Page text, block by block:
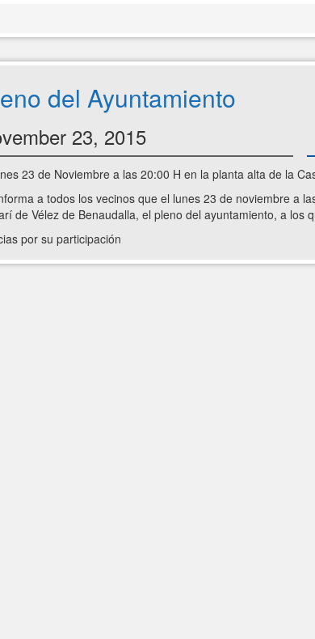
del Ayuntamiento
23, 2015
23 de Noviembre a las 20:00 H en la planta alta de la
a todos los vecinos que el lunes 23 de noviembre a
de Vélez de Benaudalla, el pleno del ayuntamiento, a los
por su participación